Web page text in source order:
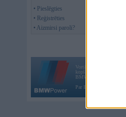
• Pieslēgties
• Reģistrēties
• Aizmirsi paroli?
Vortāls BMWPower.lv
kopš 2002. gada 14.
BMW AG.
Par BMWPower